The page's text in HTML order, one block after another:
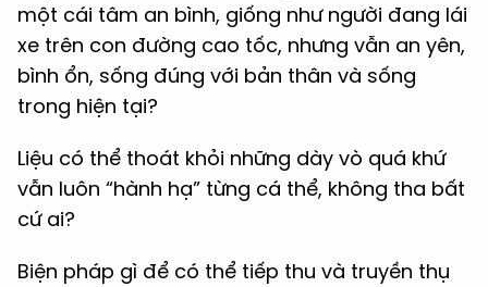
một cái tâm an bình, giống như người đang lái
xe trên con đường cao tốc, nhưng vẫn an yên,
bình ổn, sống đúng với bản thân và sống
trong hiện tại?
Liệu có thể thoát khỏi những dày vò quá khứ
vẫn luôn “hành hạ” từng cá thể, không tha bất
cứ ai?
Biện pháp gì để có thể tiếp thu và truyền thụ